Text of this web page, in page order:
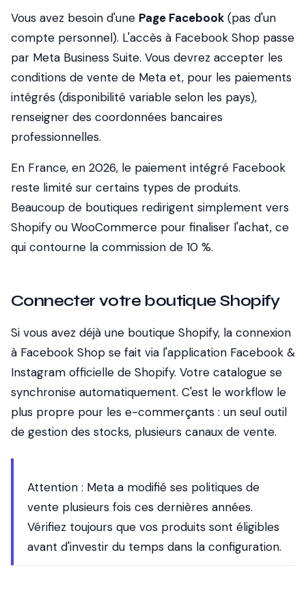
Vous avez besoin d'une Page Facebook (pas d'un
compte personnel). L'accès à Facebook Shop passe
par Meta Business Suite. Vous devrez accepter les
conditions de vente de Meta et, pour les paiements
intégrés (disponibilité variable selon les pays),
renseigner des coordonnées bancaires
professionnelles.
En France, en 2026, le paiement intégré Facebook
reste limité sur certains types de produits.
Beaucoup de boutiques redirigent simplement vers
Shopify ou WooCommerce pour finaliser l'achat, ce
qui contourne la commission de 10 %.
Connecter votre boutique Shopify
Si vous avez déjà une boutique Shopify, la connexion
à Facebook Shop se fait via l'application Facebook &
Instagram officielle de Shopify. Votre catalogue se
synchronise automatiquement. C'est le workflow le
plus propre pour les e-commerçants : un seul outil
de gestion des stocks, plusieurs canaux de vente.
Attention : Meta a modifié ses politiques de
vente plusieurs fois ces dernières années.
Vérifiez toujours que vos produits sont éligibles
avant d'investir du temps dans la configuration.